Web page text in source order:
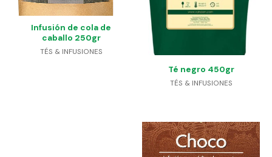
Infusión de cola de
caballo 250gr
TÉS & INFUSIONES
Té negro 450gr
TÉS & INFUSIONES